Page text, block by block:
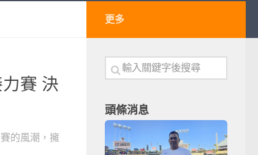
賽 決
的風潮，擁
更多
頭條消息